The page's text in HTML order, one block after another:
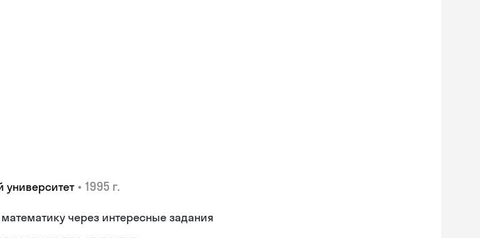
университет • 1995 г.
через интересные задания